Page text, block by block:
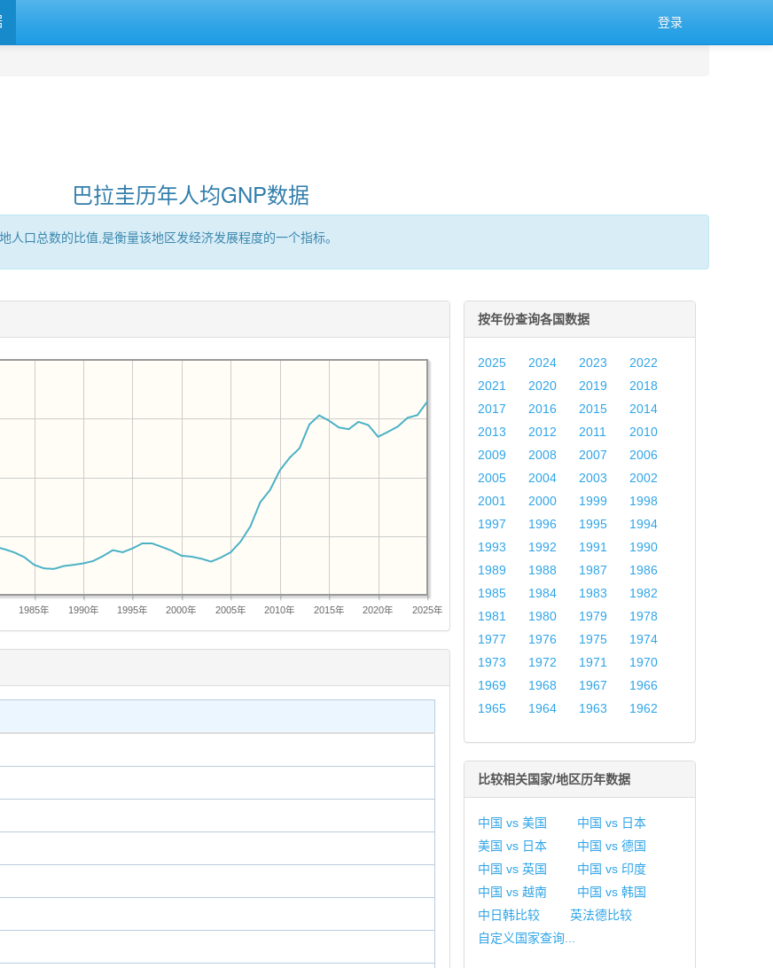
登录
巴拉圭历年人均GNP数据
口总数的比值,是衡量该地区发经济发展程度的一个指标。
1985年 1990年 1995年 2000年 2005年 2010年 2015年 2020年 2025年
按年份查询各国数据
2025 2024 2023
2022
2021
2020 2019
2018
2017
2016 2015
2014
2013
2012 2011
2010
2009
2008 2007
2006
2005
2004 2003
2002
2001
2000 1999
1998
1997
1996 1995
1994
1993
1992 1991
1990
1989
1988 1987
1986
1985
1984 1983
1982
1981
1980 1979
1978
1977
1976 1975
1974
1973
1972 1971
1970
1969
1968 1967
1966
1965
1964 1963 1962
比较相关国家/地区历年数据
中国 vs 美国
中国 vs 日本
美国 vs 日本
中国 vs 德国
中国 vs 英国
中国 vs 印度
中国 vs 越南
中国 vs 韩国
中日韩比较
英法德比较
自定义国家查询...